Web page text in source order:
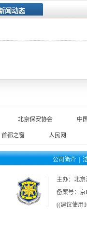
闻动态
北京保安协会 中
首都之窗 人民网
公司简介 |
主办：北
备案号： 京
((建议使用